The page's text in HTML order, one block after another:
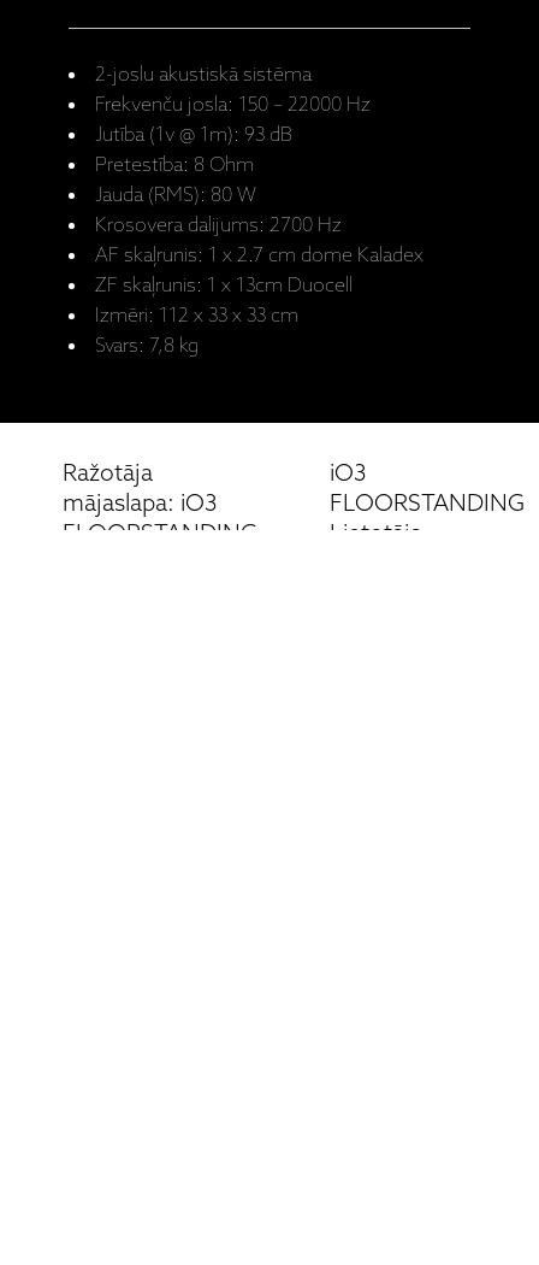
2-joslu akustiskā sistēma
Frekvenču josla: 150 – 22000 Hz
Jutība (1v @ 1m): 93 dB
Pretestība: 8 Ohm
Jauda (RMS): 80 W
Krosovera dalijums: 2700 Hz
AF skaļrunis: 1 x 2.7 cm dome Kaladex
ZF skaļrunis: 1 x 13cm Duocell
Izmēri: 112 x 33 x 33 cm
Svars: 7,8 kg
Ražotāja
mājaslapa: iO3
FLOORSTANDING
iO3
FLOORSTANDING
Lietotāja